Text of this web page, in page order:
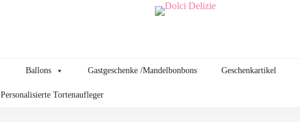
Ballons Gastgeschenke /Mandelbonbons Geschenkartikel
Personalisierte Tortenaufleger